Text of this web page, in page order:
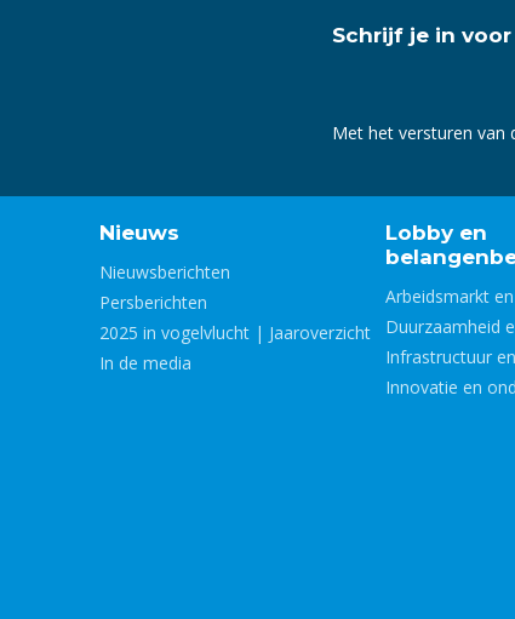
Schrijf je in
Met het versturen van
Nieuws
Nieuwsberichten
Persberichten
2025 in vogelvlucht | Jaaroverzicht
In de media
Lobby en
Arbeidsmarkt
Duurzaamheid
Infrastructuur
Innovatie en